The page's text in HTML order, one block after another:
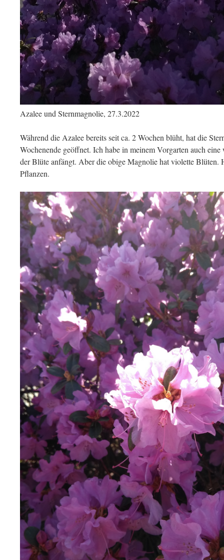
Azalee und Sternmagnolie, 27.3.2022
Während die Azalee bereits seit ca. 2 Wochen blüht, hat die
Wochenende geöffnet. Ich habe in meinem Vorgarten auch
der Blüte anfängt. Aber die obige Magnolie hat violette Blüten.
Pflanzen.